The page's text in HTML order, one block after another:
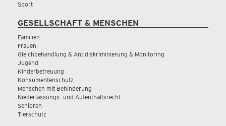
Sport
GESELLSCHAFT & MENSCHEN
Familien
Frauen
Gleichbehandlung & Antidiskriminierung & Monitoring
Jugend
Kinderbetreuung
Konsumentenschutz
Menschen mit Behinderung
Niederlassungs- und Aufenthaltsrecht
Senioren
Tierschutz